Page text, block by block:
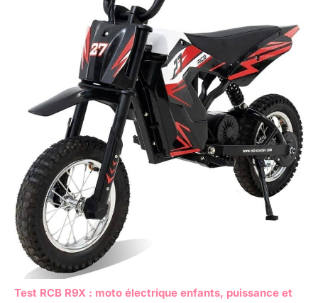
Test RCB R9X : moto électrique enfants, puissance et